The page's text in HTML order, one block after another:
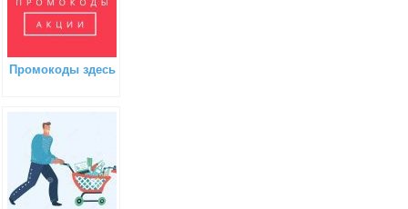
Промокоды здесь